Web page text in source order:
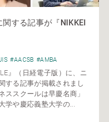
する記事が『NIKKEI
#AACSB #AMBA
』（日経電子版）に、ニ
する記事が掲載されまし
ススクールは早慶名商」
学や慶応義塾大学の...